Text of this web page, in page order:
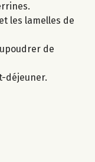
les lamelles de
de
déjeuner.